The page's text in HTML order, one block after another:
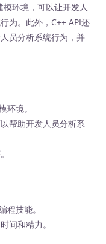
模环境，可以让开发人
为。此外，C++ API还
员分析系统行为，并
环境。
帮助开发人员分析系
程技能。
间和精力。